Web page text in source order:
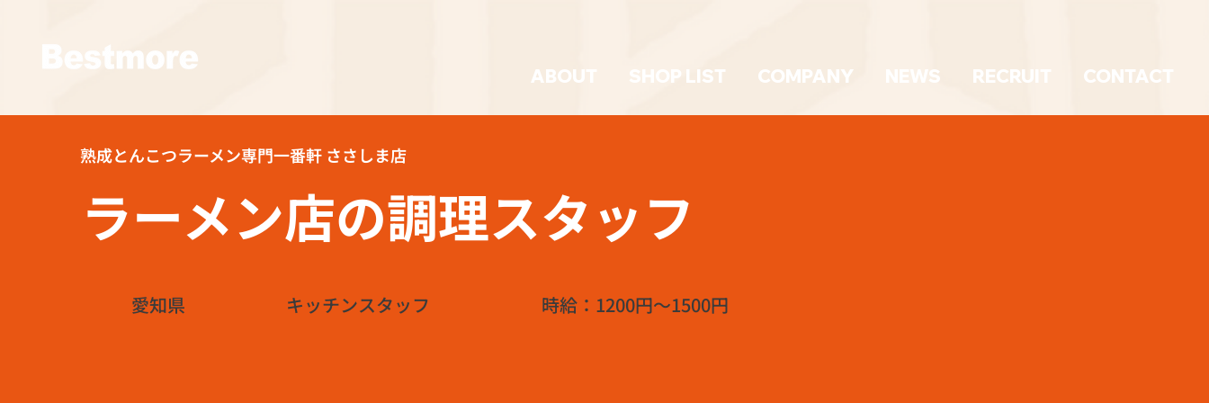
ABOUT SHOP LIST COMPANY NEWS RECRUIT CONTACT
熟成とんこつラーメン専門一番軒 ささしま店
ラーメン店の調理スタッフ
愛知県 キッチンスタッフ 時給：1200円～1500円